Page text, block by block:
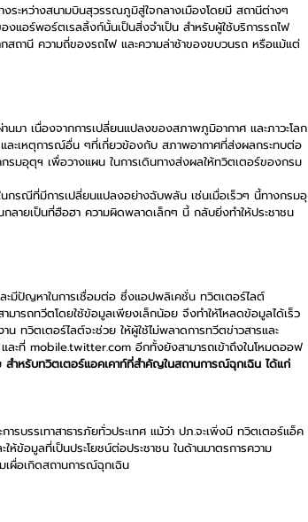
ระหว่างสนามบินสุวรรณภูมิสู่ใจกลางเมืองโดยมี สถานีต่างๆ
แอร์พอร์ตเรลลิ้งก์นั้นเป็นสิ่งจำเป็น สำหรับผู้ใช้บริการรถไฟ
สถานี ความถี่ของรถไฟ และความล่าช้าของขบวนรถ หรือแม้แต่
า เนื่องจากการเปลี่ยนแปลงของสภาพภูมิอากาศ และภาวะโลก
ละเหตุการณ์อื่น ๆที่เกี่ยวข้องกับ สภาพอากาศที่ส่งผลกระทบต่อ
รมอุตุฯ เพื่อวางแผน ในการเดินทางส่งผลให้ทวิตเตอร์ของกรม
กรณีที่มีการเปลี่ยนแปลงอย่างฉับพลัน เช่นเมื่อเร็วๆ นี้ทางกรมอุ
ายเป็นที่ฮือฮา ความผิดพลาดเล็กๆ นี้ กลับยิ่งทำให้ประชาชน
ะมีปัญหาในการเชื่อมต่อ ซึ่งแอปพลิเคชั่น ทวิตเตอร์ไลต์
ารถทวีตโดยใช้ข้อมูลเพียงเล็กน้อย จึงทำให้โหลดข้อมูลได้เร็ว
ทวิตเตอร์ไลต์จะช่วย ให้ผู้ใช้ไม่พลาดการทวีตข่าวสารและ
ละที่ mobile.twitter.com อีกทั้งยังสามารถเข้าถึงในโหมดออฟ
สำหรับทวิตเตอร์แอคเคาท์ที่สำคัญในสถานการณ์ฉุกเฉิน ได้แก่
บรรเทาสาธารภัยทั่วประเทศ แม้ว่า ปภ.จะเพิ่งมี ทวิตเตอร์แอ็ค
ห้ข้อมูลที่เป็นประโยชน์ต่อประชาชน ในด้านมาตรการความ
เผื่อเกิดสถานการณ์ฉุกเฉิน